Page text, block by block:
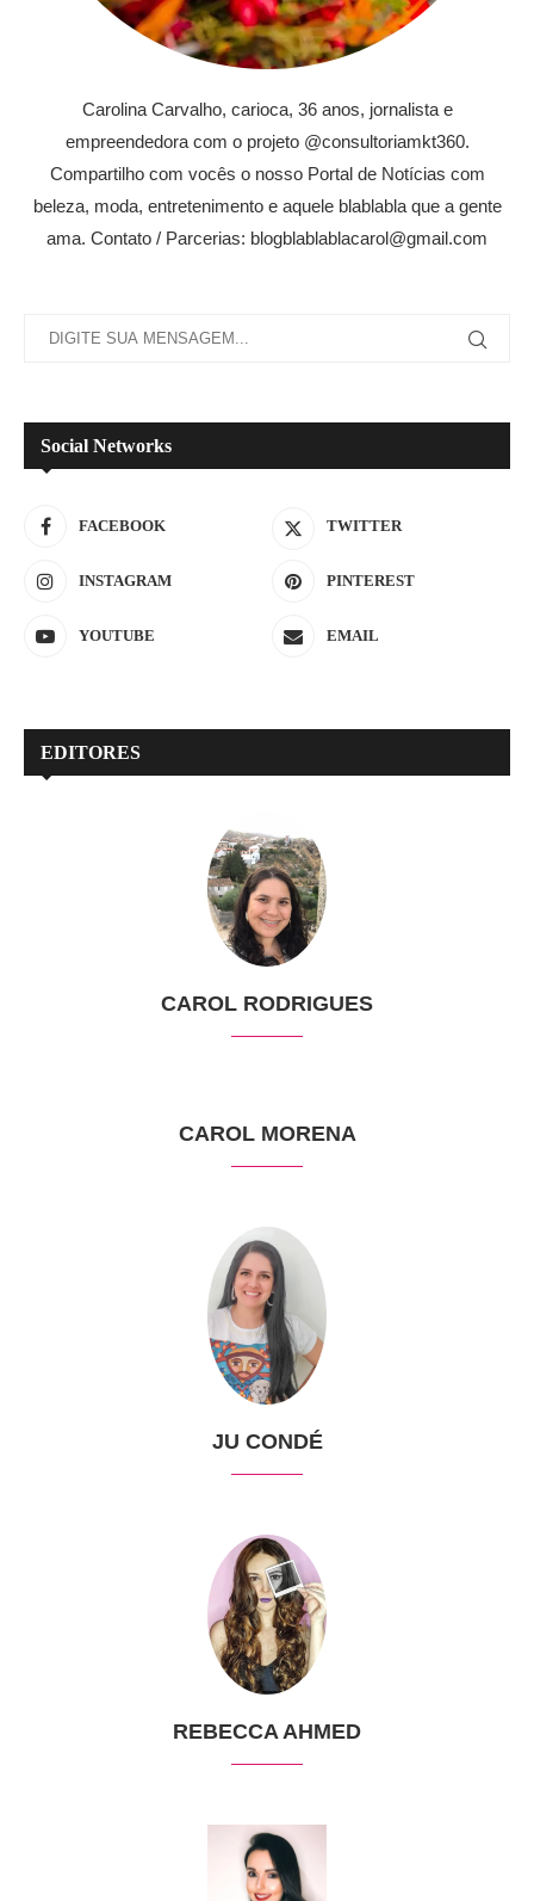
Carolina Carvalho, carioca, 36 anos, jornalista e
empreendedora com o projeto @consultoriamkt360.
Compartilho com vocês o nosso Portal de Notícias com
beleza, moda, entretenimento e aquele blablabla que a gente
ama. Contato / Parcerias: blogblablablacarol@gmail.com
Social Networks
FACEBOOK TWITTER
INSTAGRAM PINTEREST
YOUTUBE EMAIL
EDITORES
CAROL RODRIGUES
CAROL MORENA
JU CONDÉ
REBECCA AHMED